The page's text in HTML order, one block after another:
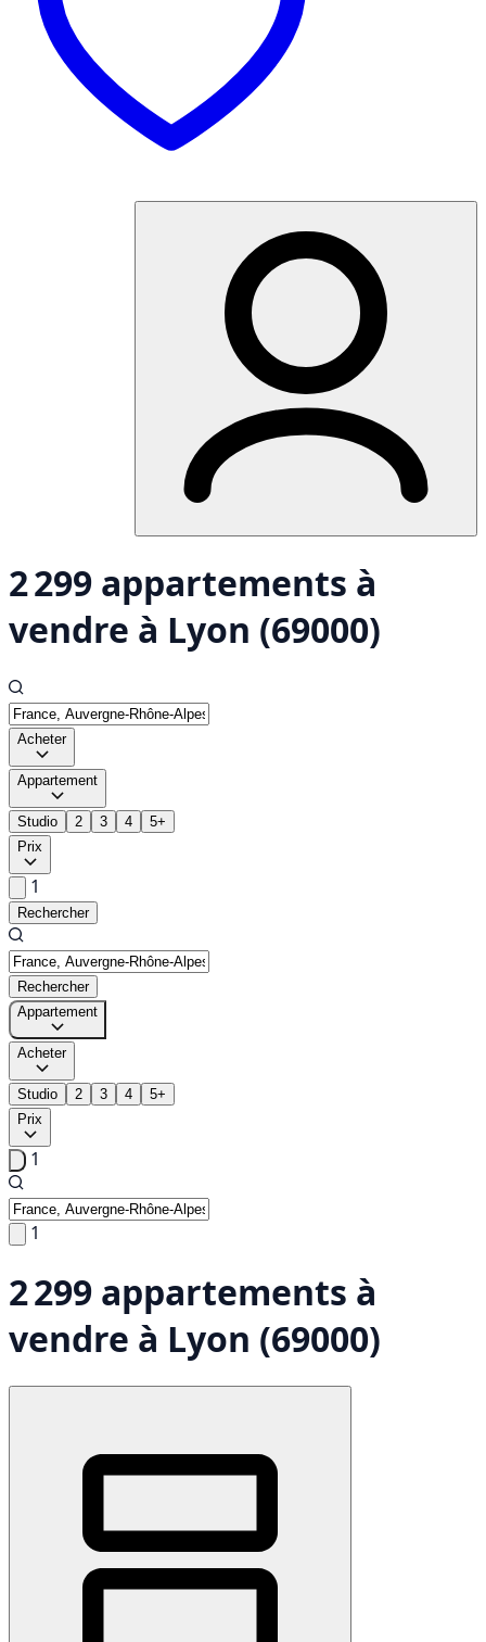
2 299 appartements à
vendre à Lyon (69000)
Acheter
Appartement
Studio 2 3 4
5+
Prix
1
Rechercher
Rechercher
Appartement
Acheter
Studio 2 3 4
5+
Prix
1
1
2 299 appartements à
vendre à Lyon (69000)